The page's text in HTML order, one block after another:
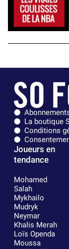
La boutique
Conditions
Joueurs en
tendance
Mohamed
Salah
Mykhailo
Mudryk
Neymar
Khalis Merah
Loïs Openda
Moussa